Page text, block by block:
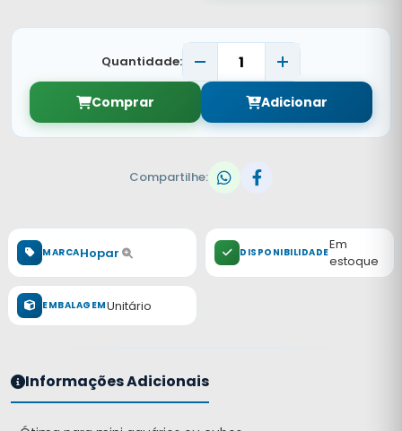
Quantidade:
Comprar Adicionar
Compartilhe:
MARCAHopar DISPONIBILIDADEEm
estoque
EMBALAGEMUnitário
Informações Adicionais